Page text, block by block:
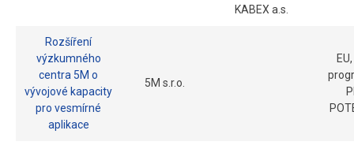
KABEX a.s.
Rozšíření
výzkumného
centra 5M o
vývojové kapacity
pro vesmírné
aplikace
5M s.r.o.